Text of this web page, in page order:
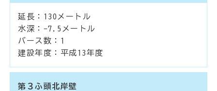
延長：130メートル
水深：-7.5メートル
バース数：1
建設年度：平成13年度
第３ふ頭北岸壁